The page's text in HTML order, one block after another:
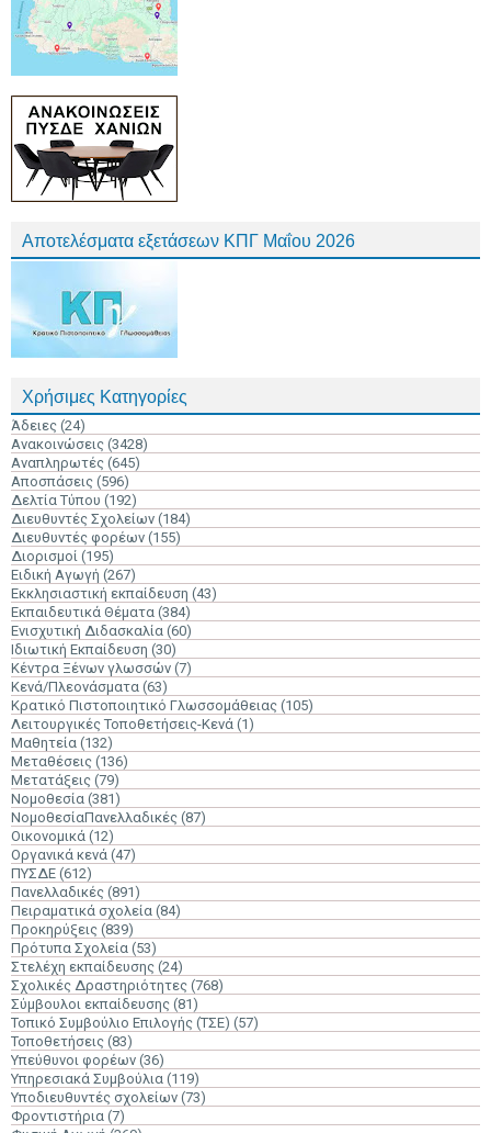
Αποτελέσματα εξετάσεων ΚΠΓ Μαΐου 2026
Χρήσιμες Κατηγορίες
Άδειες (24)
Ανακοινώσεις (3428)
Αναπληρωτές (645)
Αποσπάσεις (596)
Δελτία Τύπου (192)
Διευθυντές Σχολείων (184)
Διευθυντές φορέων (155)
Διορισμοί (195)
Ειδική Αγωγή (267)
Εκκλησιαστική εκπαίδευση (43)
Εκπαιδευτικά Θέματα (384)
Ενισχυτική Διδασκαλία (60)
Ιδιωτική Εκπαίδευση (30)
Κέντρα Ξένων γλωσσών (7)
Κενά/Πλεονάσματα (63)
Κρατικό Πιστοποιητικό Γλωσσομάθειας (105)
Λειτουργικές Τοποθετήσεις-Κενά (1)
Μαθητεία (132)
Μεταθέσεις (136)
Μετατάξεις (79)
Νομοθεσία (381)
ΝομοθεσίαΠανελλαδικές (87)
Οικονομικά (12)
Οργανικά κενά (47)
ΠΥΣΔΕ (612)
Πανελλαδικές (891)
Πειραματικά σχολεία (84)
Προκηρύξεις (839)
Πρότυπα Σχολεία (53)
Στελέχη εκπαίδευσης (24)
Σχολικές Δραστηριότητες (768)
Σύμβουλοι εκπαίδευσης (81)
Τοπικό Συμβούλιο Επιλογής (ΤΣΕ) (57)
Τοποθετήσεις (83)
Υπεύθυνοι φορέων (36)
Υπηρεσιακά Συμβούλια (119)
Υποδιευθυντές σχολείων (73)
Φροντιστήρια (7)